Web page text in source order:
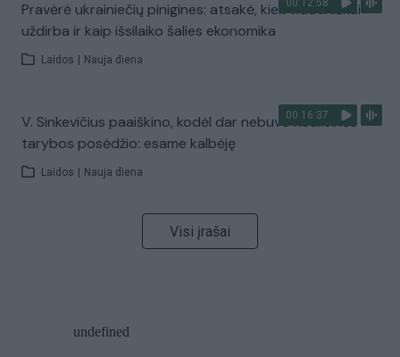
00:12:58
Pravėrė ukrainiečių pinigines: atsakė, kiek vidutiniškai
uždirba ir kaip išsilaiko šalies ekonomika
Laidos Nauja diena
00:16:37
V. Sinkevičius paaiškino, kodėl dar nebuvo Koalicinės
tarybos posėdžio: esame kalbėję
Laidos Nauja diena
Visi įrašai